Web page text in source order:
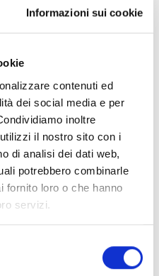
Informazioni sui cookie
contenuti ed
dei social media e per
inoltre
il nostro sito con i
di analisi dei dati web,
potrebbero combinarle
fornito loro o che hanno
servizi.
(47)
de detectores - Materiales
Enea - Materiales
los contenidos con el